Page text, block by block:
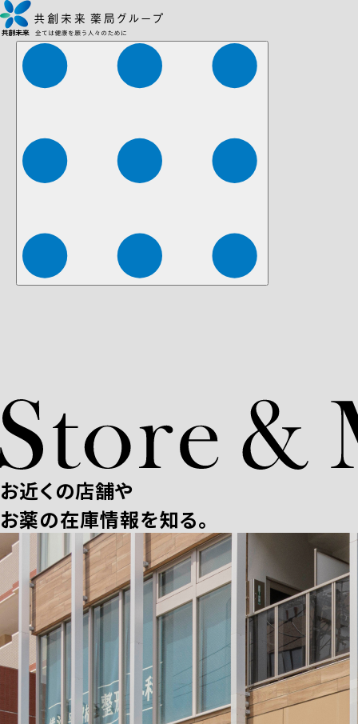
株式会社ファーマみらい 株式会社ストレチア
お近くの店舗や
お薬の在庫情報を知る。